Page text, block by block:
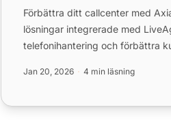
Förbättra ditt callcenter med
lösningar integrerade med
telefonihantering och förbättra
Jan 20, 2026 4 min läsning